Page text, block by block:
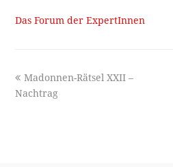
Das Forum der ExpertInnen
previous
post:
Madonnen-Rätsel XXII –
Nachtrag